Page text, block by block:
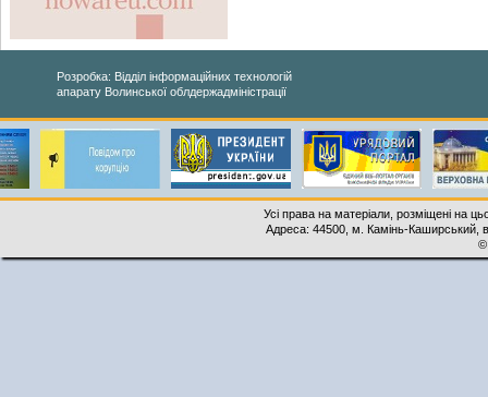
Розробка: Відділ інформаційних технологій
апарату Волинської облдержадміністрації
Усі права на матеріали, розміщені на
Адреса: 44500, м. Камінь-Каширський,
©